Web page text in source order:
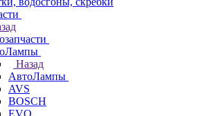
Назад
АвтоЛампы
AVS
BOSCH
EVO